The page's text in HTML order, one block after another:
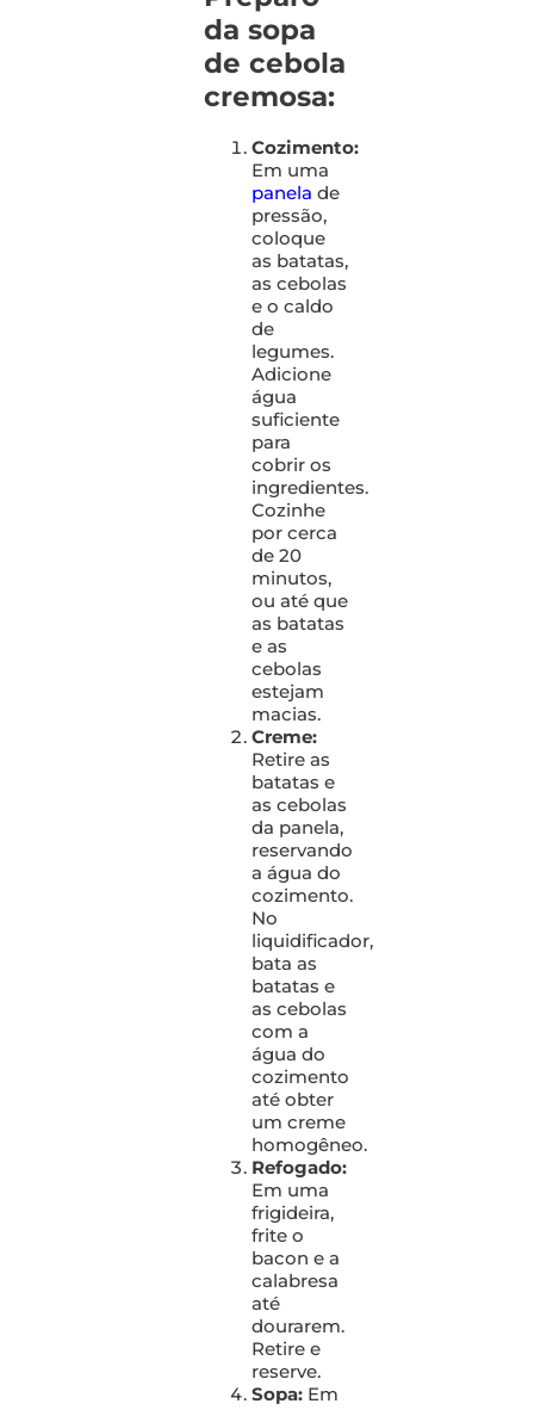
da sopa
de cebola
cremosa:
Cozimento:
Em uma
panela de
pressão,
coloque
as batatas,
as cebolas
e o caldo
de
legumes.
Adicione
água
suficiente
para
cobrir os
ingredientes.
Cozinhe
por cerca
de 20
minutos,
ou até que
as batatas
e as
cebolas
estejam
macias.
Creme:
Retire as
batatas e
as cebolas
da panela,
reservando
a água do
cozimento.
No
liquidificador,
bata as
batatas e
as cebolas
com a
água do
cozimento
até obter
um creme
homogêneo.
Refogado:
Em uma
frigideira,
frite o
bacon e a
calabresa
até
dourarem.
Retire e
reserve.
Sopa: Em